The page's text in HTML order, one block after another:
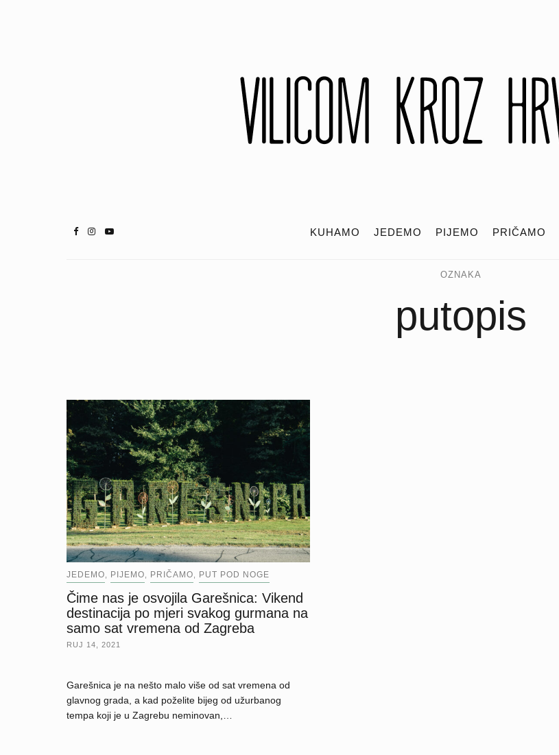
KUHAMO JEDEMO PIJEMO PRIČAMO
OZNAKA
putopis
JEDEMO PIJEMO PRIČAMO PUT POD NOGE
Čime nas je osvojila Garešnica: Vikend
destinacija po mjeri svakog gurmana na
samo sat vremena od Zagreba
RUJ 14, 2021
Garešnica je na nešto malo više od sat vremena od
glavnog grada, a kad poželite bijeg od užurbanog
tempa koji je u Zagrebu neminovan,…